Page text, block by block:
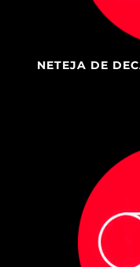
NETEJA DE